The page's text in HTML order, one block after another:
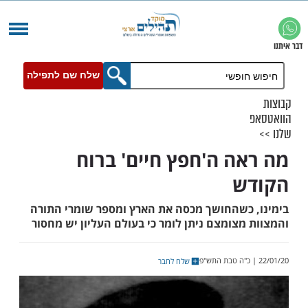
שלח שם לתפילה
ה'חפץ חיים' ברוח
מכסה את הארץ ומספר שומרי התורה
ניתן לומר כי בעולם העליון יש מחסור